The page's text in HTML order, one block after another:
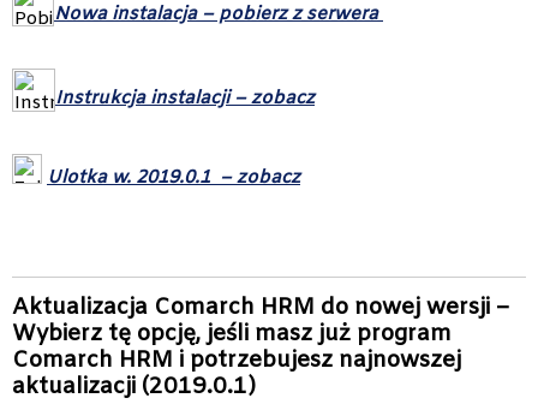
Nowa instalacja – pobierz z serwera
Instrukcja instalacji – zobacz
Ulotka w. 2019.0.1 – zobacz
Aktualizacja Comarch HRM do nowej wersji –
Wybierz tę opcję, jeśli masz już program
Comarch HRM i potrzebujesz najnowszej
aktualizacji (2019.0.1)